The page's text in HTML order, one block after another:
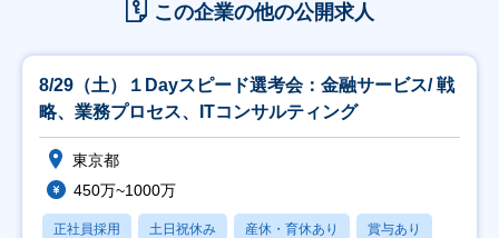
この企業の他の公開求人
8/29（土）１Dayスピード選考会：金融サービス/ 戦
略、業務プロセス、ITコンサルティング
東京都
450万~1000万
正社員採用 土日祝休み 産休・育休あり 賞与あり